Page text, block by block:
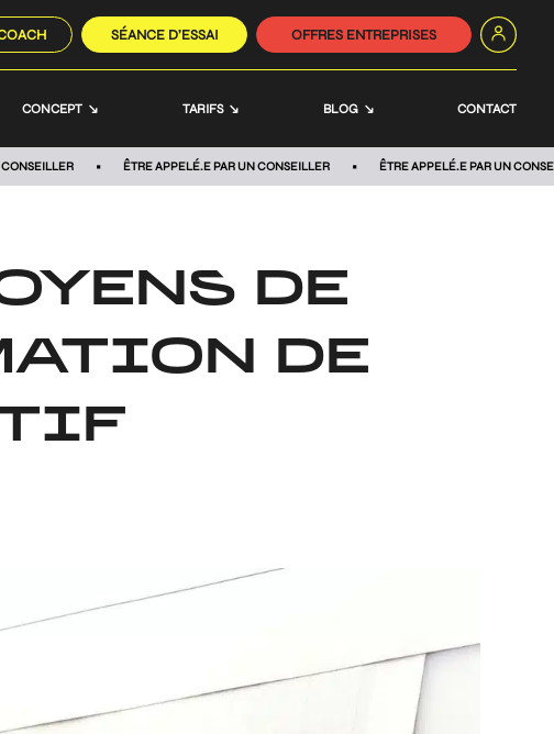
SÉANCE D’ESSAI OFFRES ENTREPRISES
CONCEPT TARIFS BLOG CONTACT
ÊTRE APPELÉ.E PAR UN CONSEILLER ÊTRE APPELÉ.E PAR UN
DE
DE